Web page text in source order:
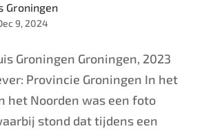
Groningen
9, 2024
Groningen Groningen, 2023
Provincie Groningen In het
het Noorden was een foto
stond dat tijdens een